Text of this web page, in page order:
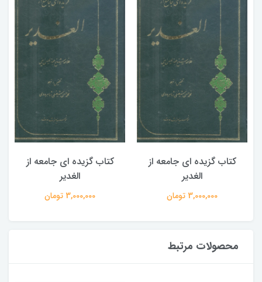
کتاب گزیده ای جامعه از
الغدیر
3,000,000 تومان
کتاب گزیده ای جامعه از
الغدیر
3,000,000 تومان
محصولات مرتبط